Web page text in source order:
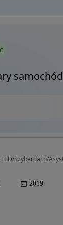
samochód
2019